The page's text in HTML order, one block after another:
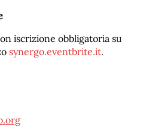
iscrizione obbligatoria su
synergo.eventbrite.it.